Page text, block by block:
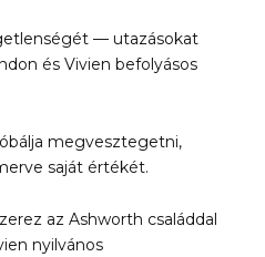
— utazásokat
és Vivien befolyásos
megvesztegetni,
saját értékét.
az Ashworth családdal
nyilvános